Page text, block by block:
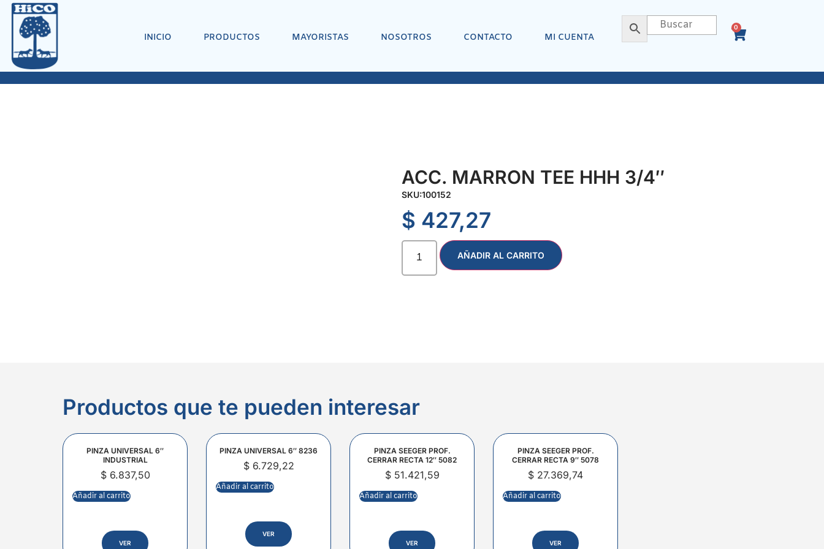
INICIO PRODUCTOS MAYORISTAS NOSOTROS CONTACTO MI CUENTA
0
ACC. MARRON TEE HHH 3/4″
SKU:100152
$ 427,27
AÑADIR AL CARRITO
Productos que te pueden interesar
PINZA UNIVERSAL 6″
INDUSTRIAL
$6.837,50
Añadir al carrito
VER
PINZA UNIVERSAL 6″ 8236
$6.729,22
Añadir al carrito
VER
PINZA SEEGER PROF.
CERRAR RECTA 12″ 5082
$51.421,59
Añadir al carrito
VER
PINZA SEEGER PROF.
CERRAR RECTA 9″ 5078
$ 27.369,74
Añadir al carrito
VER